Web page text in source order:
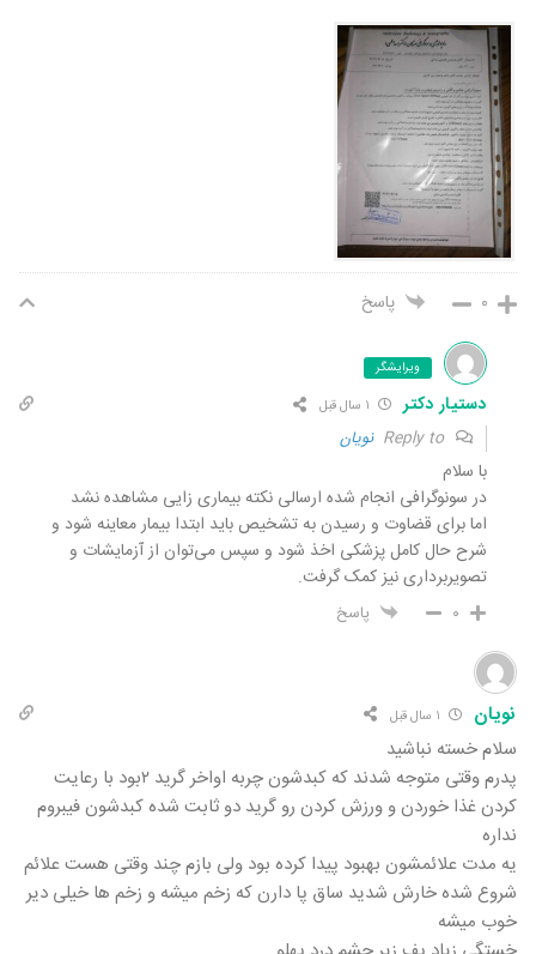
۰ پاسخ
ویرایشگر
دستیار دکتر
نویان
با سلام
در سونوگرافی انجام شده ارسالی نکته بیماری زایی مشاهده نشد
اما برای قضاوت و رسیدن به تشخیص باید ابتدا بیمار معاینه شود و
شرح حال کامل پزشکی اخذ شود و سپس می‌توان از آزمایشات و
تصویربرداری نیز کمک گرفت.
۰ پاسخ
نویان
سلام خسته نباشید
پدرم وقتی متوجه شدند که کبدشون چربه اواخر گرید ۲بود با رعایت
کردن غذا خوردن و ورزش کردن رو گرید دو ثابت شده کبدشون فیبروم
نداره
یه مدت علائمشون بهبود پیدا کرده بود ولی بازم چند وقتی هست علائم
شروع شده خارش شدید ساق پا دارن که زخم میشه و زخم ها خیلی دیر
خوب میشه